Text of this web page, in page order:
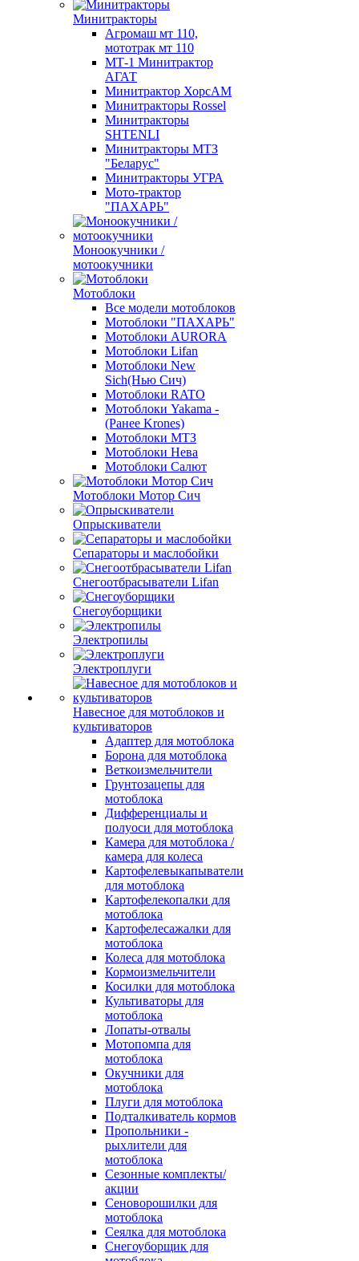
Минитракторы
Агромаш мт 110,
мототрак мт 110
МТ-1 Минитрактор
АГАТ
Минитрактор ХорсАМ
Минитракторы Rossel
Минитракторы
SHTENLI
Минитракторы МТЗ
"Беларус"
Минитракторы УГРА
Мото-трактор
"ПАХАРЬ"
Моноокучники /
мотоокучники
Мотоблоки
Все модели мотоблоков
Мотоблоки "ПАХАРЬ"
Мотоблоки AURORA
Мотоблоки Lifan
Мотоблоки New
Sich(Нью Сич)
Мотоблоки RATO
Мотоблоки Yakama -
(Ранее Krones)
Мотоблоки МТЗ
Мотоблоки Нева
Мотоблоки Салют
Мотоблоки Мотор Сич
Опрыскиватели
Сепараторы и маслобойки
Снегоотбрасыватели Lifan
Снегоуборщики
Электропилы
Электроплуги
Навесное для мотоблоков и
культиваторов
Адаптер для мотоблока
Борона для мотоблока
Веткоизмельчители
Грунтозацепы для
мотоблока
Дифференциалы и
полуоси для мотоблока
Камера для мотоблока /
камера для колеса
Картофелевыкапыватели
для мотоблока
Картофелекопалки для
мотоблока
Картофелесажалки для
мотоблока
Колеса для мотоблока
Кормоизмельчители
Косилки для мотоблока
Культиваторы для
мотоблока
Лопаты-отвалы
Мотопомпа для
мотоблока
Окучники для
мотоблока
Плуги для мотоблока
Подталкиватель кормов
Пропольники -
рыхлители для
мотоблока
Сезонные комплекты/
акции
Сеноворошилки для
мотоблока
Сеялка для мотоблока
Снегоуборщик для